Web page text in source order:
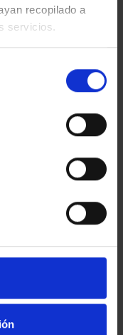
recopilado a
servicios.
250 ANIV. EEUU -
CINCUENTÍN
610,00 €